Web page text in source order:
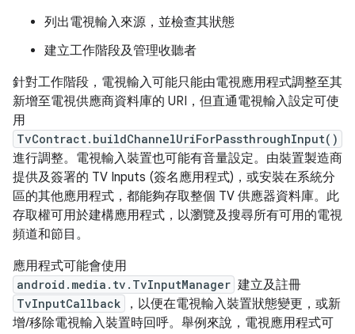
列出電視輸入來源，並檢查其狀態
建立工作階段及管理收聽者
針對工作階段，電視輸入可能只能由電視應用程式調整至其
新增至電視供應商資料庫的 URI，但直通電視輸入設定可使
用
TvContract.buildChannelUriForPassthroughInput()
進行調整。電視輸入裝置也可能有音量設定。由裝置製造商
提供及簽署的 TV Inputs (簽名應用程式)，或安裝在系統分
區的其他應用程式，都能夠存取整個 TV 供應器資料庫。此
存取權可用於建構應用程式，以瀏覽及搜尋所有可用的電視
頻道和節目。
應用程式可能會使用
android.media.tv.TvInputManager 建立及註冊
TvInputCallback
，以便在電視輸入裝置狀態變更，或新
增/移除電視輸入裝置時回呼。舉例來說，電視應用程式可